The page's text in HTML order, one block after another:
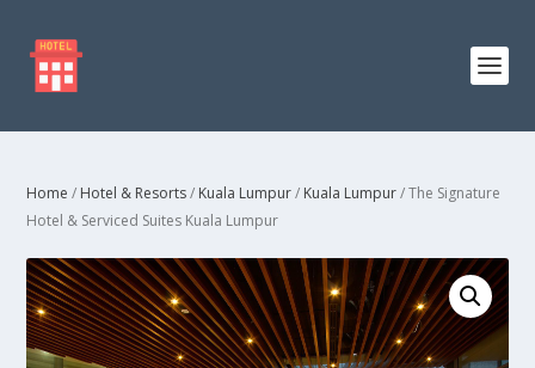
Home / Hotel & Resorts/ Kuala Lumpur/ Kuala Lumpur/ The Signature
Hotel & Serviced Suites Kuala Lumpur